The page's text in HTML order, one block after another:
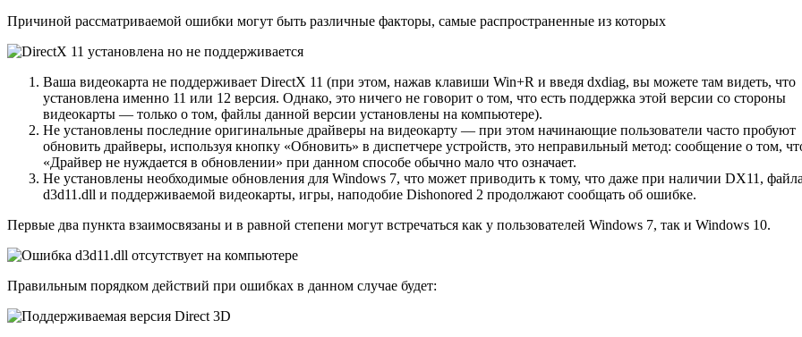
Причиной рассматриваемой ошибки могут быть различные факторы, самые распространенные из которых
Ваша видеокарта не поддерживает DirectX 11 (при этом, нажав клавиши Win+R и введя dxdiag, вы можете там видеть, что
установлена именно 11 или 12 версия. Однако, это ничего не говорит о том, что есть поддержка этой версии со стороны
видеокарты — только о том, файлы данной версии установлены на компьютере).
Не установлены последние оригинальные драйверы на видеокарту — при этом начинающие пользователи часто пробуют
обновить драйверы, используя кнопку «Обновить» в диспетчере устройств, это неправильный метод: сообщение о том,
«Драйвер не нуждается в обновлении» при данном способе обычно мало что означает.
Не установлены необходимые обновления для Windows 7, что может приводить к тому, что даже при наличии DX11, файла
d3d11.dll и поддерживаемой видеокарты, игры, наподобие Dishonored 2 продолжают сообщать об ошибке.
Первые два пункта взаимосвязаны и в равной степени могут встречаться как у пользователей Windows 7, так и Windows 10.
Правильным порядком действий при ошибках в данном случае будет: